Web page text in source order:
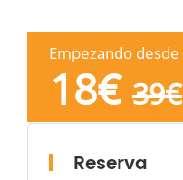
Empezando desde
18€ 39€
Reserva